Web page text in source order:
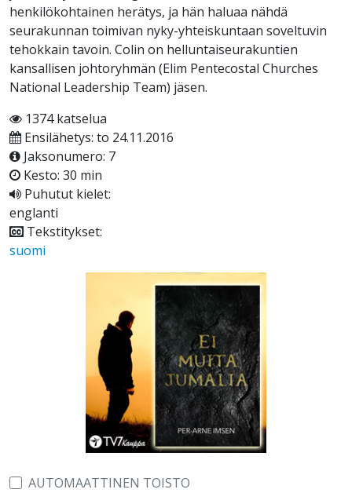
henkilökohtainen herätys, ja hän haluaa nähdä
seurakunnan toimivan nyky-yhteiskuntaan soveltuvin
tehokkain tavoin. Colin on helluntaiseurakuntien
kansallisen johtoryhmän (Elim Pentecostal Churches
National Leadership Team) jäsen.
1374 katselua
Ensilähetys: to 24.11.2016
Jaksonumero: 7
Kesto: 30 min
Puhutut kielet:
englanti
Tekstitykset:
suomi
AUTOMAATTINEN TOISTO